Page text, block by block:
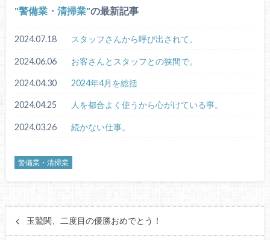
警備業・清掃業 の最新記事
2024.07.18 スタッフさんから呼び出されて。
2024.06.06 お客さんとスタッフとの狭間で。
2024.04.30 2024年4月を総括
2024.04.25 人を都合よく使うから心がけている事。
2024.03.26 続かない仕事。
警備業・清掃業
玉鷲関、二度目の優勝おめでとう！